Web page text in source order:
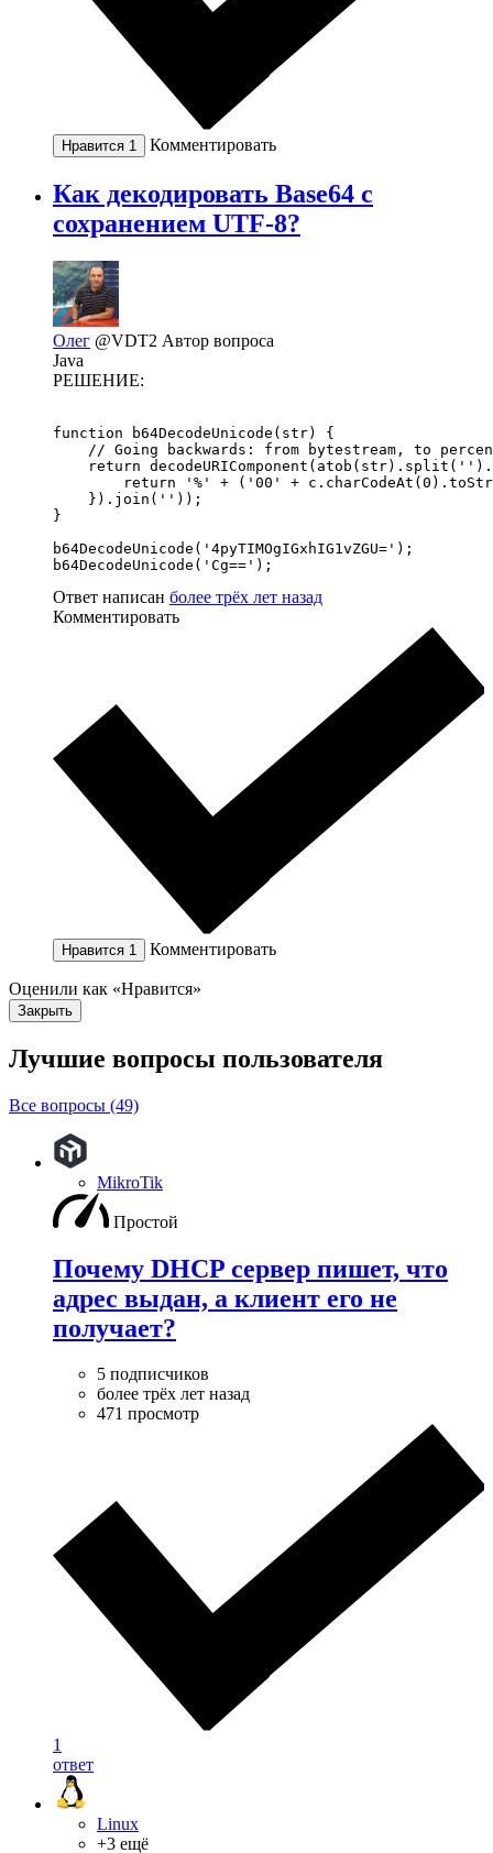
Нравится 1 Комментировать
Как декодировать Base64 с
сохранением UTF-8?
Олег @VDT2 Автор вопроса
Java
РЕШЕНИЕ:
function b64DecodeUnicode(str) {
// Going backwards: from bytestream, to
return
return '%' + ('00' +
    }).join(''));
}
b64DecodeUnicode('4pyTIMOgIGxhIG1vZGU=');
b64DecodeUnicode('Cg==');
Ответ написан более трёх лет назад
Комментировать
Нравится 1 Комментировать
Оценили как «Нравится»
Закрыть
Лучшие вопросы пользователя
Все вопросы (49)
MikroTik
Простой
Почему DHCP сервер пишет, что
адрес выдан, а клиент его не
получает?
5 подписчиков
более трёх лет назад
471 просмотр
1
ответ
Linux
+3 ещё